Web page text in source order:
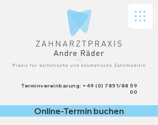
Terminvereinbarung: +49 (0) 7851/88 59
00
Online-Termin buchen